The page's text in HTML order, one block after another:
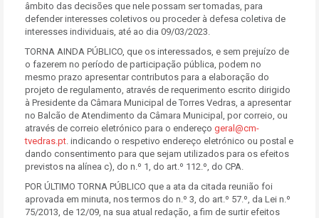
âmbito das decisões que nele possam ser tomadas, para
defender interesses coletivos ou proceder à defesa coletiva de
interesses individuais, até ao dia 09/03/2023.
TORNA AINDA PÚBLICO, que os interessados, e sem prejuízo de
o fazerem no período de participação pública, podem no
mesmo prazo apresentar contributos para a elaboração do
projeto de regulamento, através de requerimento escrito dirigido
à Presidente da Câmara Municipal de Torres Vedras, a apresentar
no Balcão de Atendimento da Câmara Municipal, por correio, ou
através de correio eletrónico para o endereço geral@cm-
tvedras.pt. indicando o respetivo endereço eletrónico ou postal e
dando consentimento para que sejam utilizados para os efeitos
previstos na alínea c), do n.º 1, do art.º 112.º, do CPA.
POR ÚLTIMO TORNA PÚBLICO que a ata da citada reunião foi
aprovada em minuta, nos termos do n.º 3, do art.º 57.º, da Lei n.º
75/2013, de 12/09, na sua atual redação, a fim de surtir efeitos